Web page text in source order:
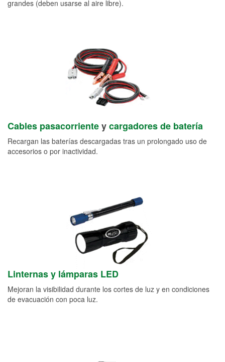
grandes (deben usarse al aire libre).
Cables pasacorrienteycargadores de batería
Recargan las baterías descargadas tras un prolongado uso de
accesorios o por inactividad.
Linternas y lámparas LED
Mejoran la visibilidad durante los cortes de luz y en condiciones
de evacuación con poca luz.